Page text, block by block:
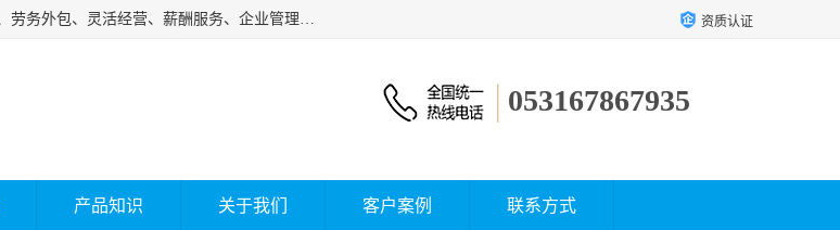
济南邦孚服务外包有限公司是专业从事灵活用工、人事代理、业务外包,社税优化、劳务外包、灵活经营、薪酬服务、企业管理咨询等的全国性的服务外包机构，邦孚人力—合法合规的灵活用工、人力外包、劳务派遣、共享经济财税优化专家，是国内提供企业人力资源综合解决方案有影响的人力资源公司之一。 资质认证
053167867935
产品知识 关于我们 客户案例 联系方式